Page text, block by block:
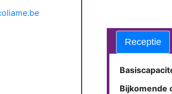
Receptie
Bijkomende